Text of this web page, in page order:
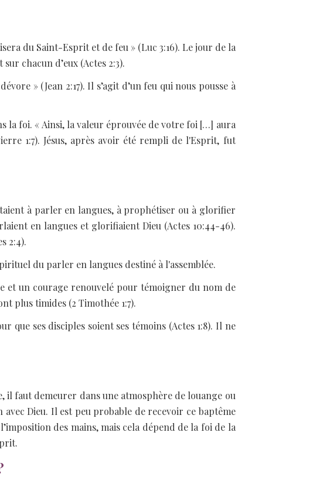
du Saint-Esprit et de feu » (Luc 3:16). Le jour de la
chacun d’eux (Actes 2:3).
» (Jean 2:17). Il s’agit d’un feu qui nous pousse à
la foi. « Ainsi, la valeur éprouvée de votre foi […] aura
1:7). Jésus, après avoir été rempli de l'Esprit, fut
à parler en langues, à prophétiser ou à glorifier
en langues et glorifiaient Dieu (Actes 10:44-46).
2:4).
du parler en langues destiné à l'assemblée.
et un courage renouvelé pour témoigner du nom de
plus timides (2 Timothée 1:7).
que ses disciples soient ses témoins (Actes 1:8). Il ne
faut demeurer dans une atmosphère de louange ou
Dieu. Il est peu probable de recevoir ce baptême
des mains, mais cela dépend de la foi de la